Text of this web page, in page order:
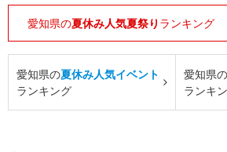
愛知県の夏休み人気夏祭り ランキング
愛知県の夏休み人気イベント
ランキング
愛知県の
ランキ